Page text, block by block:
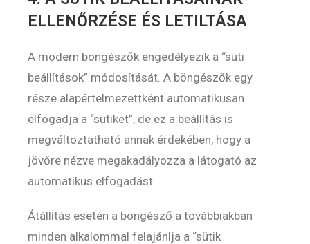
ELLENŐRZÉSE ÉS LETILTÁSA
A modern böngészők engedélyezik a “süti
beállítások” módosítását. A böngészők egy
része alapértelmezettként automatikusan
elfogadja a “sütiket”, de ez a beállítás is
megváltoztatható annak érdekében, hogy a
jövőre nézve megakadályozza a látogató az
automatikus elfogadást.
Átállítás esetén a böngésző a továbbiakban
minden alkalommal felajánlja a “sütik